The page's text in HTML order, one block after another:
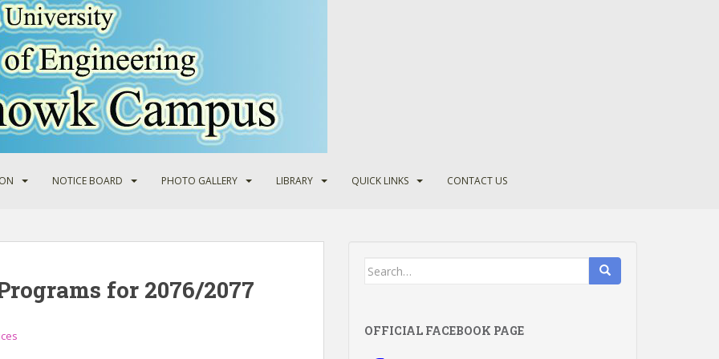
NOTICE BOARD PHOTO GALLERY LIBRARY QUICK LINKS CONTACT US
for 2076/2077
Search
OFFICIAL FACEBOOK PAGE